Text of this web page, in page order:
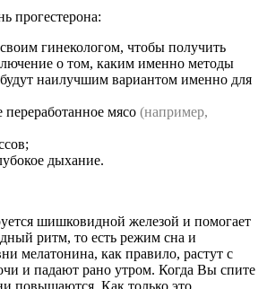
прогестерона:
гинекологом, чтобы получить
о том, каким именно методы
наилучшим вариантом именно для
переработанное мясо (например,
дыхание.
шишковидной железой и помогает
ритм, то есть режим сна и
мелатонина, как правило, растут с
и падают рано утром. Когда Вы спите